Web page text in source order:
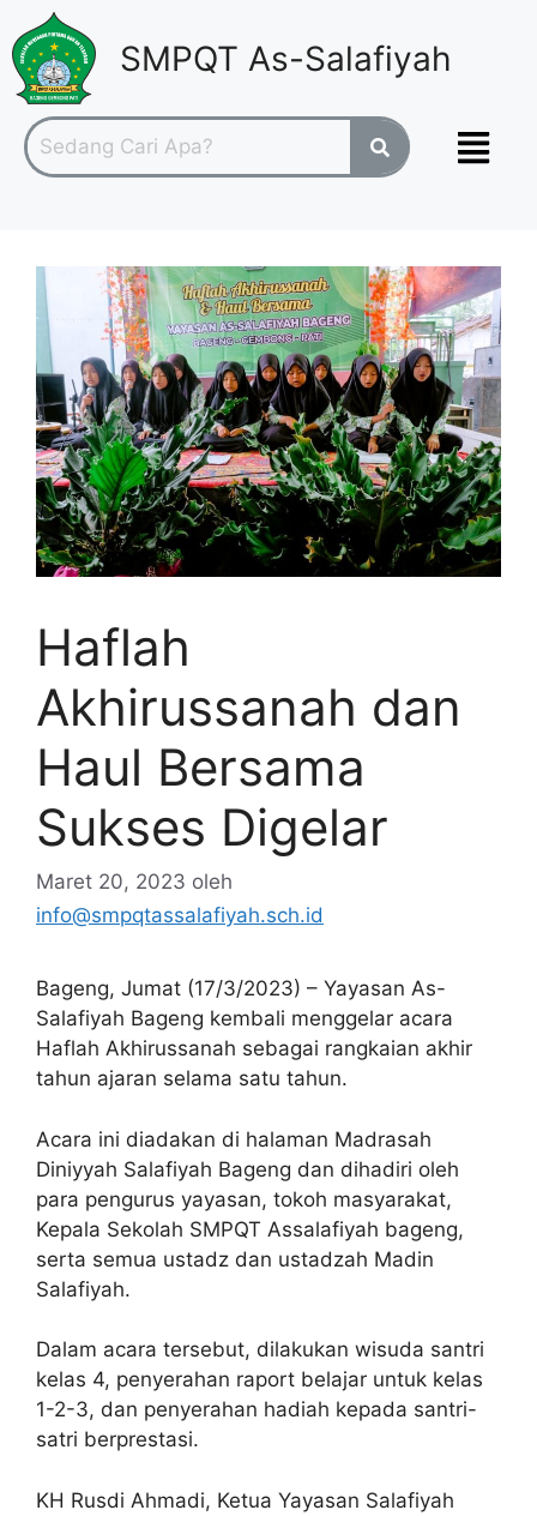
SMPQT As-Salafiyah
Haflah
Akhirussanah dan
Haul Bersama
Sukses Digelar
Maret 20, 2023 oleh
info@smpqtassalafiyah.sch.id
Bageng, Jumat (17/3/2023) – Yayasan As-
Salafiyah Bageng kembali menggelar acara
Haflah Akhirussanah sebagai rangkaian akhir
tahun ajaran selama satu tahun.
Acara ini diadakan di halaman Madrasah
Diniyyah Salafiyah Bageng dan dihadiri oleh
para pengurus yayasan, tokoh masyarakat,
Kepala Sekolah SMPQT Assalafiyah bageng,
serta semua ustadz dan ustadzah Madin
Salafiyah.
Dalam acara tersebut, dilakukan wisuda santri
kelas 4, penyerahan raport belajar untuk kelas
1-2-3, dan penyerahan hadiah kepada santri-
satri berprestasi.
KH Rusdi Ahmadi, Ketua Yayasan Salafiyah